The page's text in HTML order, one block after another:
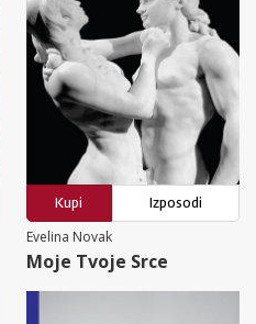
Kupi
Izposodi
Evelina Novak
Moje Tvoje Srce